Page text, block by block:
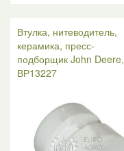
Втулка, нитеводитель,
керамика, пресс-
подборщик John Deere,
ВР13227